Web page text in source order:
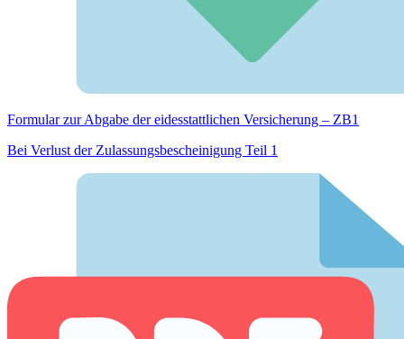
Formular zur Abgabe der eides­stattlichen Versicherung – ZB1
Bei Verlust der Zulassungsbescheinigung Teil 1